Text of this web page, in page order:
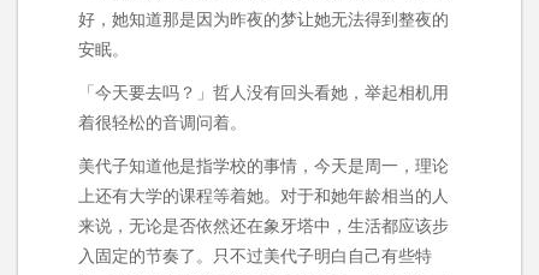
好，她知道那是因为昨夜的梦让她无法得到整夜的
安眠。
「今天要去吗？」哲人没有回头看她，举起相机用
着很轻松的音调问着。
美代子知道他是指学校的事情，今天是周一，理论
上还有大学的课程等着她。对于和她年龄相当的人
来说，无论是否依然还在象牙塔中，生活都应该步
入固定的节奏了。只不过美代子明白自己有些特